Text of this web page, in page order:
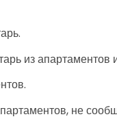
из апартаментов
не